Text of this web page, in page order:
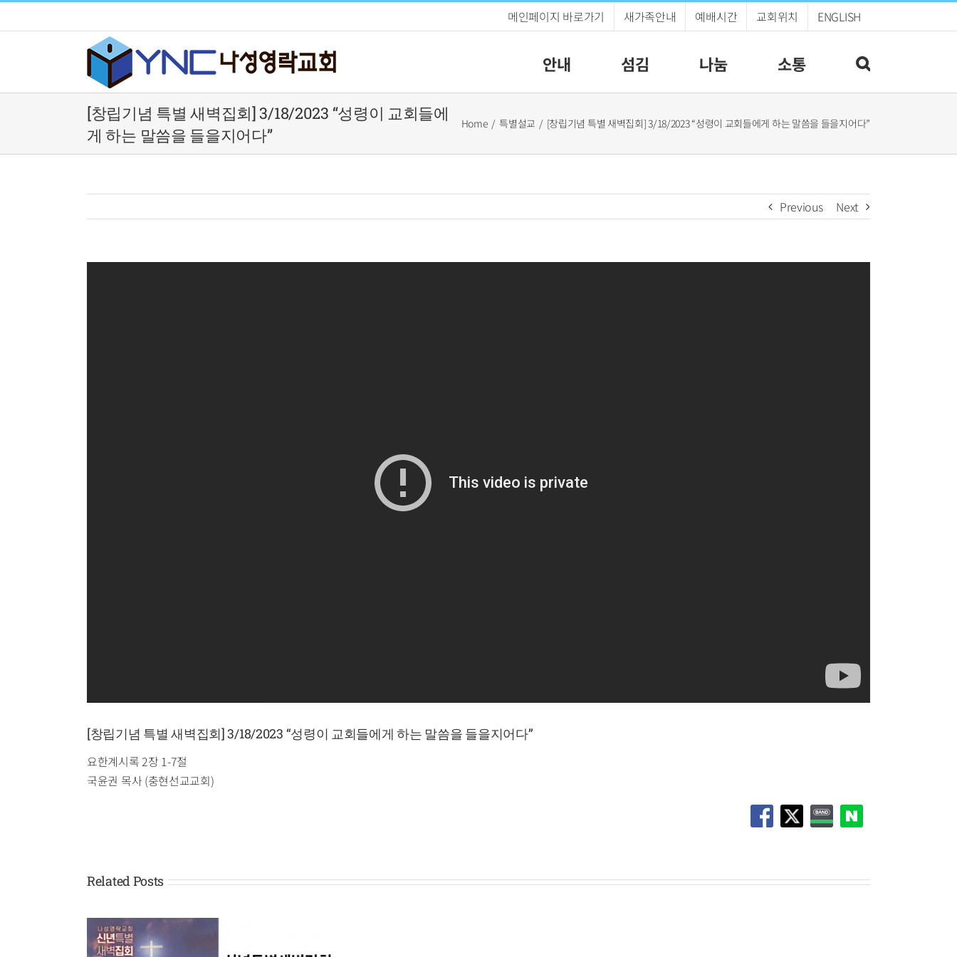
to
메인페이지 바로가기 새가족안내 예배시간 교회위치 ENGLISH
안내 섬김 나눔 소통
[창립기념 특별 새벽집회] 3/18/2023 “성령이 교회들에
게 하는 말씀을 들을지어다”
Home 특별설교 [창립기념 특별 새벽집회] 3/18/2023 “성령이 교회들에게 하는 말씀을 들을지어다”
Previous Next
[창립기념 특별 새벽집회] 3/18/2023 “성령이 교회들에게 하는 말씀을 들을지어다”
요한계시록 2장 1-7절
국윤권 목사 (충현선교교회)
Related Posts